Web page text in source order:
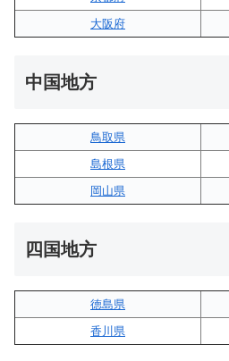
大阪府
中国地方
鳥取県
島根県
岡山県
四国地方
徳島県
香川県